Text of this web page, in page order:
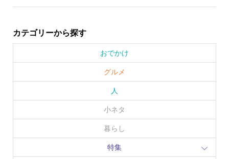
カテゴリーから探す
おでかけ
グルメ
人
小ネタ
暮らし
特集